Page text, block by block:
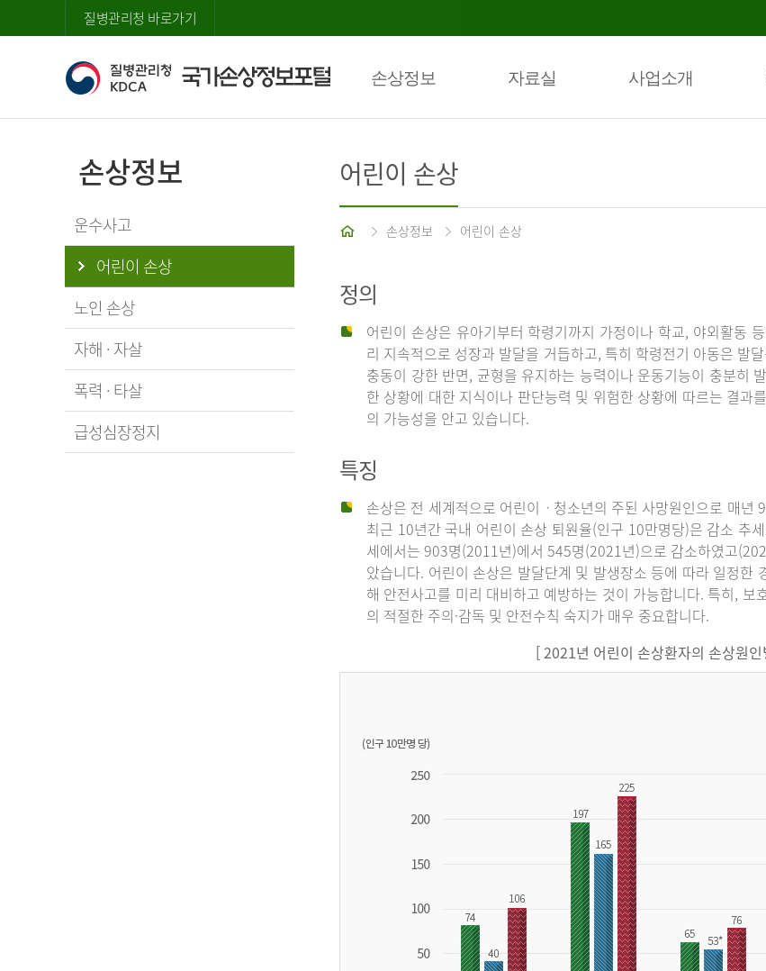
질병관리청 바로가기
손상정보 자료실 사업소개
손상정보
운수사고
어린이 손상
노인 손상
자해 · 자살
폭력 · 타살
급성심장정지
어린이 손상
홈 손상정보 어린이 손상
정의
어린이 손상은 유아기부터 학령기까지 가정이나 학교, 야외활동
리 지속적으로 성장과 발달을 거듭하고, 특히 학령전기 아동은 발
충동이 강한 반면, 균형을 유지하는 능력이나 운동기능이 충분히
한 상황에 대한 지식이나 판단능력 및 위험한 상황에 따르는 결
의 가능성을 안고 있습니다.
특징
손상은 전 세계적으로 어린이ㆍ청소년의 주된 사망원인으로 매년
최근 10년간 국내 어린이 손상 퇴원율(인구 10만명당)은 감소
세에서는 903명(2011년)에서 545명(2021년)으로 감소하였고
았습니다. 어린이 손상은 발달단계 및 발생장소 등에 따라 일정
해 안전사고를 미리 대비하고 예방하는 것이 가능합니다. 특히, 보
의 적절한 주의·감독 및 안전수칙 숙지가 매우 중요합니다.
[ 2021년 어린이 손상환자의 손상원